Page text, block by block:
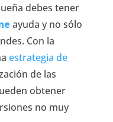
debes tener
ayuda y no sólo
Con la
estrategia de
de las
obtener
no muy